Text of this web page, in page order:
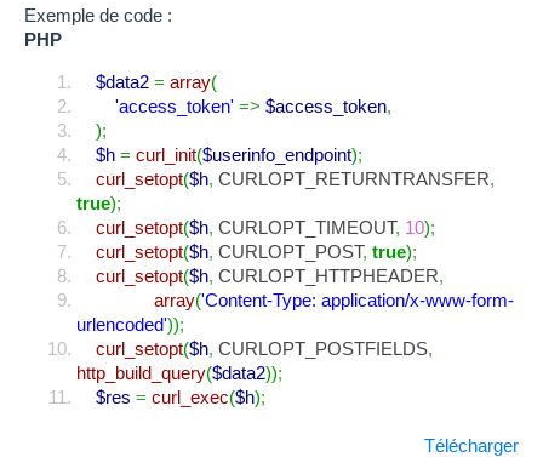
Exemple de code :
PHP
$data2 = array(
'access_token' => $access_token,
);
$h = curl_init($userinfo_endpoint);
curl_setopt($h, CURLOPT_RETURNTRANSFER,
true);
curl_setopt($h, CURLOPT_TIMEOUT, 10);
curl_setopt($h, CURLOPT_POST, true);
curl_setopt($h, CURLOPT_HTTPHEADER,
array('Content-Type: application/x-www-form-
urlencoded'));
curl_setopt($h, CURLOPT_POSTFIELDS,
http_build_query($data2));
$res = curl_exec($h);
Télécharger